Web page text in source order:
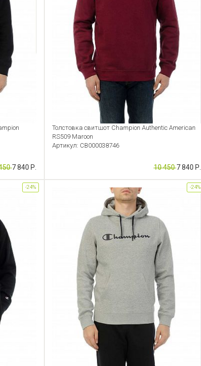
7 840 Р.
Толстовка свитшот Champion Authentic American
RS509 Maroon
Артикул: CB000038746
10 4507 840 Р.
-24% -24%